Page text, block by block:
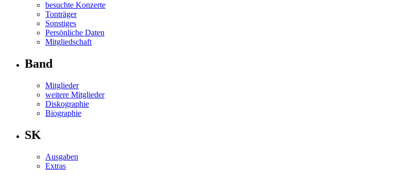
besuchte Konzerte
Tonträger
Sonstiges
Persönliche Daten
Mitgliedschaft
Band
Mitglieder
weitere Mitglieder
Diskographie
Biographie
SK
Ausgaben
Extras